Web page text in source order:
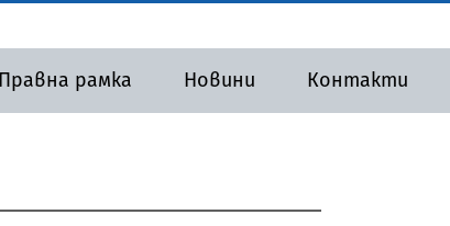
Правна рамка Новини Контакти